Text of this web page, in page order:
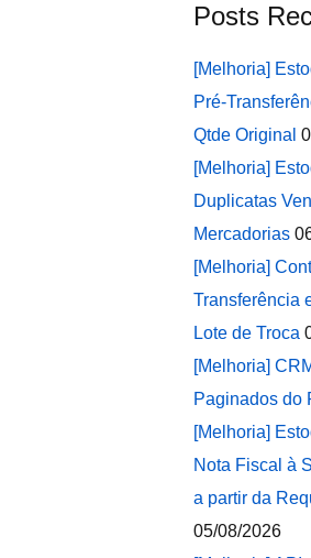
Posts
[Melhoria]
Pré-
Qtde Original
[Melhoria]
Duplicatas
Mercadorias
[Melhoria]
Transferência
Lote de Troca
[Melhoria]
Paginados do
[Melhoria]
Nota Fiscal à
a partir da
05/08/2026